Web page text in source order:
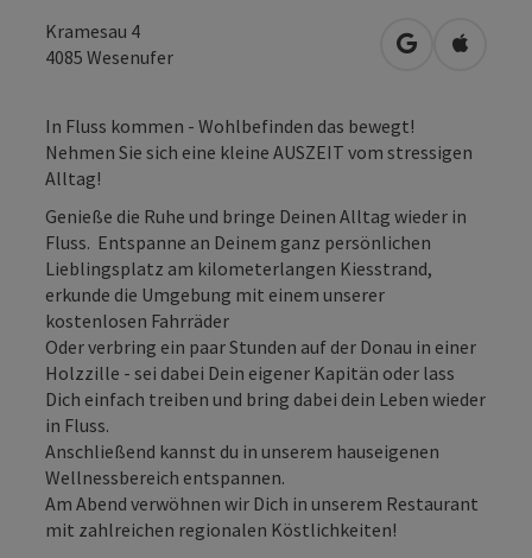
Kramesau 4
4085 Wesenufer in Google
in
In Fluss kommen - Wohlbefinden das bewegt!
Nehmen Sie sich eine kleine AUSZEIT vom stressigen
Alltag!
Genieße die Ruhe und bringe Deinen Alltag wieder in
Fluss. Entspanne an Deinem ganz persönlichen
Lieblingsplatz am kilometerlangen Kiesstrand,
erkunde die Umgebung mit einem unserer
kostenlosen Fahrräder
Oder verbring ein paar Stunden auf der Donau in einer
Holzzille - sei dabei Dein eigener Kapitän oder lass
Dich einfach treiben und bring dabei dein Leben wieder
in Fluss.
Anschließend kannst du in unserem hauseigenen
Wellnessbereich entspannen.
Am Abend verwöhnen wir Dich in unserem Restaurant
mit zahlreichen regionalen Köstlichkeiten!